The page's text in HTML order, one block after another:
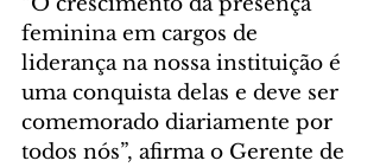
feminina em cargos de
liderança na nossa instituição é
uma conquista delas e deve ser
comemorado diariamente por
todos nós”, afirma o Gerente de